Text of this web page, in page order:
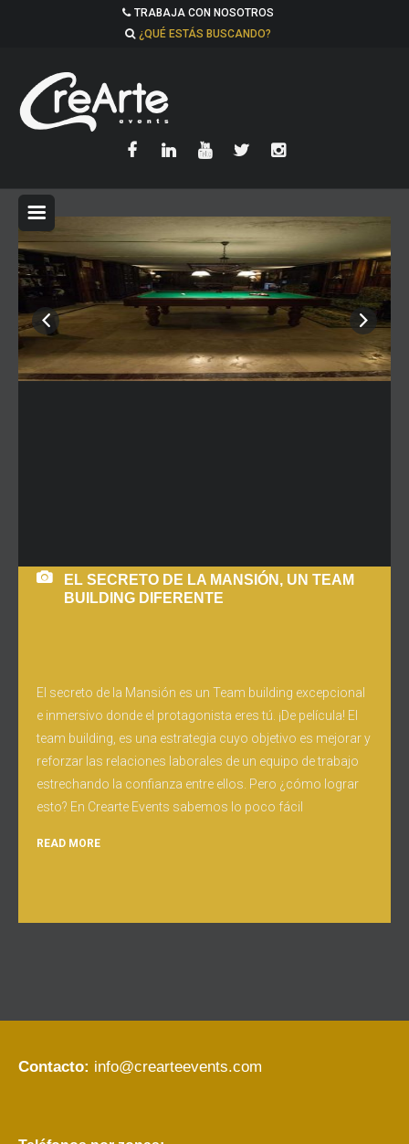
TRABAJA CON NOSOTROS
¿QUÉ ESTÁS BUSCANDO?
EL SECRETO DE LA MANSIÓN, UN TEAM
BUILDING DIFERENTE
El secreto de la Mansión es un Team building excepcional
e inmersivo donde el protagonista eres tú. ¡De película! El
team building, es una estrategia cuyo objetivo es mejorar y
reforzar las relaciones laborales de un equipo de trabajo
estrechando la confianza entre ellos. Pero ¿cómo lograr
esto? En Crearte Events sabemos lo poco fácil
READ MORE
Contacto: info@crearteevents.com